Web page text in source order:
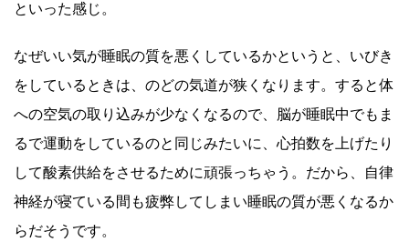
といった感じ。
なぜいい気が睡眠の質を悪くしているかというと、いびき
をしているときは、のどの気道が狭くなります。すると体
への空気の取り込みが少なくなるので、脳が睡眠中でもま
るで運動をしているのと同じみたいに、心拍数を上げたり
して酸素供給をさせるために頑張っちゃう。だから、自律
神経が寝ている間も疲弊してしまい睡眠の質が悪くなるか
らだそうです。